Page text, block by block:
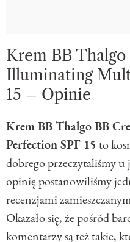
Krem BB Thalgo
Illuminating
15 – Opinie
Krem BB Thalgo BB
Perfection SPF 15 to
dobrego przeczytaliśmy
opinię postanowiliśmy
recenzjami
Okazało się, że pośród
komentarzy są też takie,